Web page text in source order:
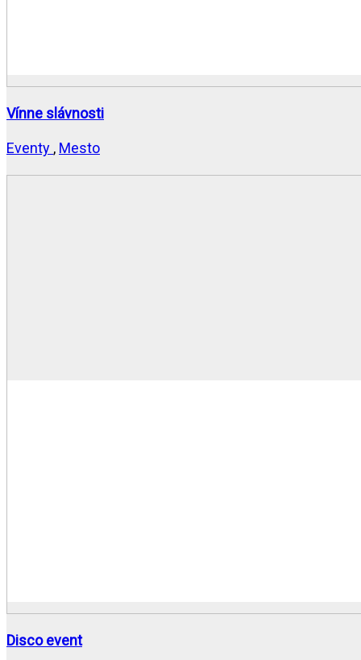
Vínne slávnosti
Eventy , Mesto
Disco event